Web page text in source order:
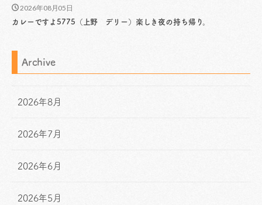
2026年08月05日
カレーですよ5775（上野 デリー）楽しき夜の持ち帰り。
Archive
2026年8月
2026年7月
2026年6月
2026年5月